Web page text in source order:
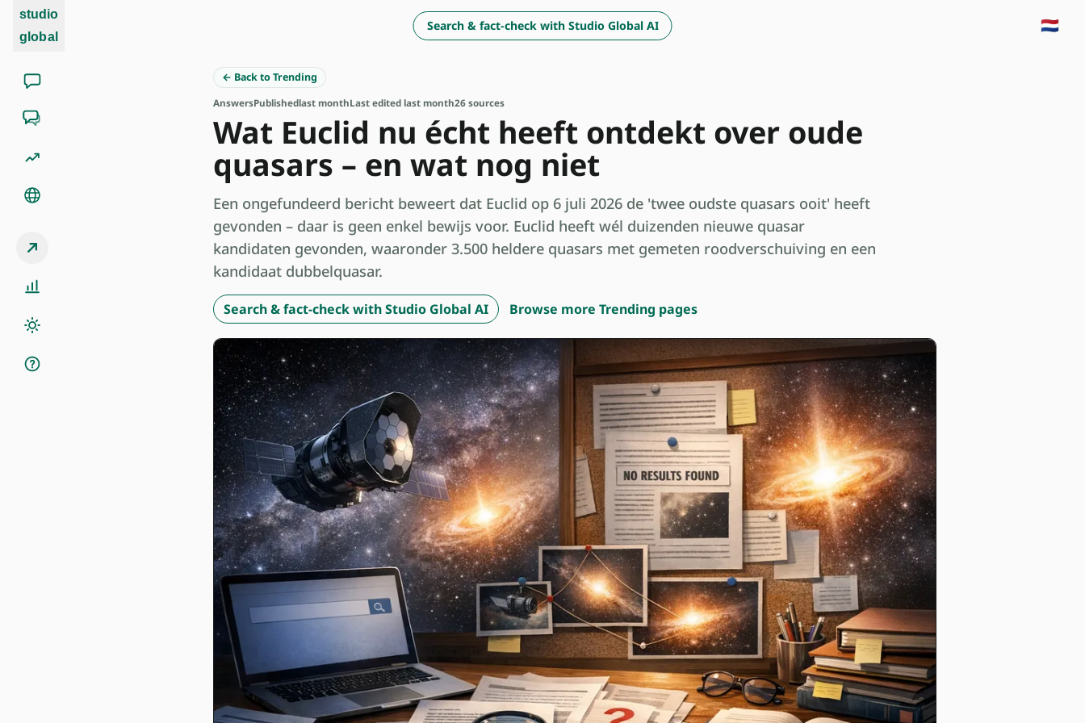
studio
global
Search & fact-check with Studio Global AI 🇳🇱
← Back to Trending
AnswersPublishedlast monthLast edited last month26 sources
Wat Euclid nu écht heeft ontdekt over oude
quasars – en wat nog niet
Een ongefundeerd bericht beweert dat Euclid op 6 juli 2026 de 'twee oudste quasars ooit' heeft
gevonden – daar is geen enkel bewijs voor. Euclid heeft wél duizenden nieuwe quasar
kandidaten gevonden, waaronder 3.500 heldere quasars met gemeten roodverschuiving en een
kandidaat dubbelquasar.
Search & fact-check with Studio Global AI Browse more Trending pages